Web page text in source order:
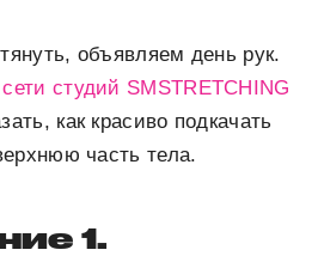
объявляем день рук.
сети студий SMSTRETCHING
как красиво подкачать
часть тела.
1.